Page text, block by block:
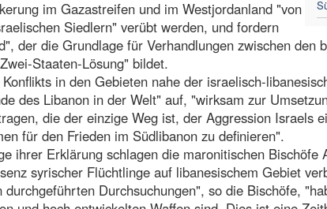
im Gazastreifen und im Westjordanland "von
Siedlern" verübt werden, und fordern
der die Grundlage für Verhandlungen zwischen den
Staaten-Lösung" bildet.
in den Gebieten nahe der israelisch-
des Libanon in der Welt" auf, "wirksam zur
die der einzige Weg ist, der Aggression Israels
für den Frieden im Südlibanon zu definieren".
ihrer Erklärung schlagen die maronitischen Bischöfe
syrischer Flüchtlinge auf libanesischem Gebiet
Durchsuchungen", so die Bischöfe,